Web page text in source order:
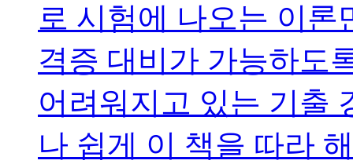
로 시험에 나오는 이론
격증 대비가 가능하도
어려워지고 있는 기출
나 쉽게 이 책을 따라